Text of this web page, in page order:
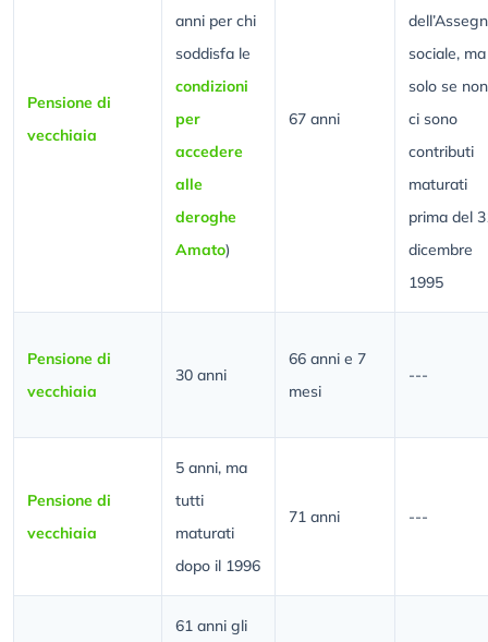
Pensione di
vecchiaia
anni per chi
soddisfa le
condizioni
per
accedere
alle
deroghe
Amato)
67 anni
sociale, ma
solo se non
ci sono
contributi
maturati
prima del
dicembre
1995
Pensione di
vecchiaia
30 anni
66 anni e 7
mesi
---
Pensione di
vecchiaia
5 anni, ma
tutti
maturati
dopo il 1996
71 anni ---
61 anni gli